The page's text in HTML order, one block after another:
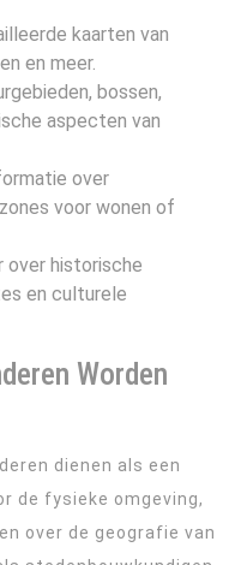
kaarten van
en meer.
bossen,
aspecten van
over
voor wonen of
over historische
en culturele
Worden
dienen als een
de fysieke omgeving,
over de geografie van